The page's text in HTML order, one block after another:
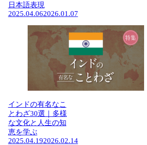
日本語表現
2025.04.062026.01.07
インドの有名なこ
とわざ30選｜多様
な文化と人生の知
恵を学ぶ
2025.04.192026.02.14